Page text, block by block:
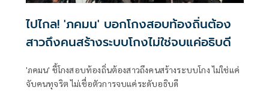
ไปไกล! 'ภคมน' บอกโกงสอบท้องถิ่นต้อง
สาวถึงคนสร้างระบบโกงไม่ใช่จบแค่อธิบดี
'ภคมน' ชี้โกงสอบท้องถิ่นต้องสาวถึงคนสร้างระบบโกง ไม่ใช่แค่
จับคนทุจริต ไม่เชื่อตัวการจบแค่ระดับอธิบดี